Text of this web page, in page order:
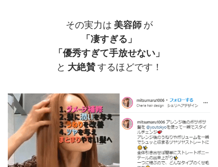
その実力は 美容師 が
「凄すぎる」
「優秀すぎて手放せない」
と 大絶賛するほどです！